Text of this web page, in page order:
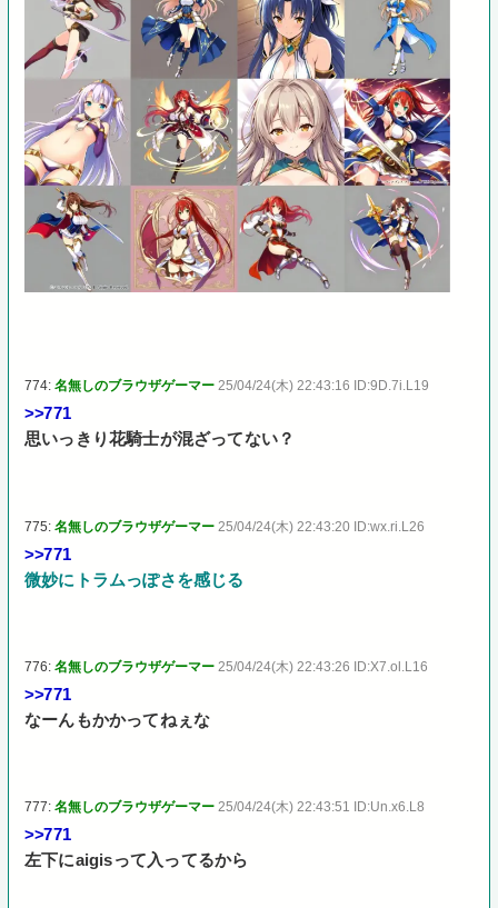
774:名無しのブラウザゲーマー 25/04/24(木) 22:43:16 ID:9D.7i.L19
>>771
思いっきり花騎士が混ざってない？
775:名無しのブラウザゲーマー 25/04/24(木) 22:43:20 ID:wx.ri.L26
>>771
微妙にトラムっぽさを感じる
776:名無しのブラウザゲーマー 25/04/24(木) 22:43:26 ID:X7.ol.L16
>>771
なーんもかかってねぇな
777:名無しのブラウザゲーマー 25/04/24(木) 22:43:51 ID:Un.x6.L8
>>771
左下にaigisって入ってるから